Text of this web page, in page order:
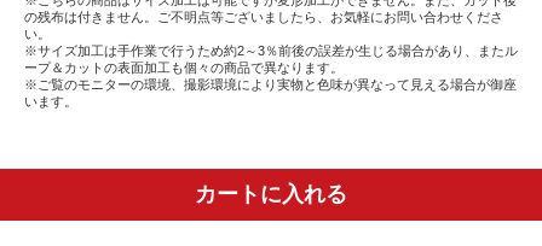
の残布は付きません。ご不明点等ございましたら、お気軽にお問い合わせくださ
い。
※サイズ加工は手作業で行うため約2～3％前後の誤差が生じる場合があり、またル
ープ＆カットの表面加工も個々の商品で異なります。
※ご覧のモニターの環境、撮影環境により実物と色味が異なって見える場合が御座
います。
カートに入れる